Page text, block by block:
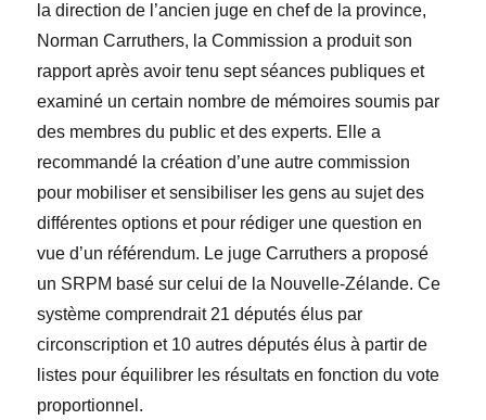
la direction de l’ancien juge en chef de la province,
Norman Carruthers, la Commission a produit son
rapport après avoir tenu sept séances publiques et
examiné un certain nombre de mémoires soumis par
des membres du public et des experts. Elle a
recommandé la création d’une autre commission
pour mobiliser et sensibiliser les gens au sujet des
différentes options et pour rédiger une question en
vue d’un référendum. Le juge Carruthers a proposé
un SRPM basé sur celui de la Nouvelle-Zélande. Ce
système comprendrait 21 députés élus par
circonscription et 10 autres députés élus à partir de
listes pour équilibrer les résultats en fonction du vote
proportionnel.